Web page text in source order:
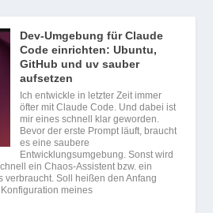
Dev-Umgebung für Claude
Code einrichten: Ubuntu,
GitHub und uv sauber
aufsetzen
Ich entwickle in letzter Zeit immer
öfter mit Claude Code. Und dabei ist
mir eines schnell klar geworden.
Bevor der erste Prompt läuft, braucht
es eine saubere
Entwicklungsumgebung. Sonst wird
ein Chaos-Assistent bzw. ein
verbraucht. Soll heißen den Anfang
meines